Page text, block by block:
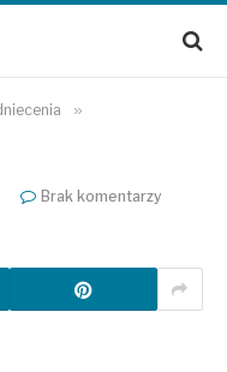
»
Brak komentarzy